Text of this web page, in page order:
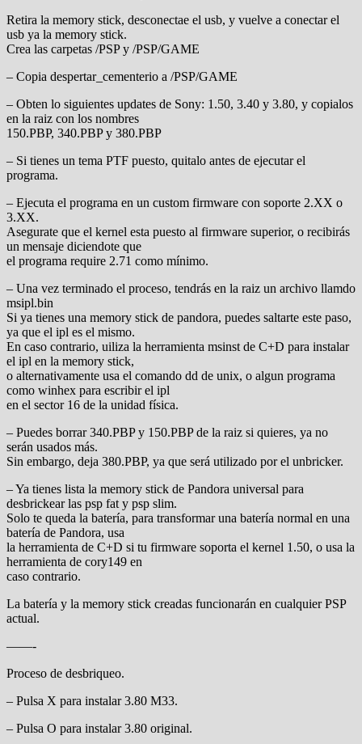
Retira la memory stick, desconectae el usb, y vuelve a conectar el
usb ya la memory stick.
Crea las carpetas /PSP y /PSP/GAME
– Copia despertar_cementerio a /PSP/GAME
– Obten lo siguientes updates de Sony: 1.50, 3.40 y 3.80, y copialos
en la raiz con los nombres
150.PBP, 340.PBP y 380.PBP
– Si tienes un tema PTF puesto, quitalo antes de ejecutar el
programa.
– Ejecuta el programa en un custom firmware con soporte 2.XX o
3.XX.
Asegurate que el kernel esta puesto al firmware superior, o recibirás
un mensaje diciendote que
el programa require 2.71 como mínimo.
– Una vez terminado el proceso, tendrás en la raiz un archivo llamdo
msipl.bin
Si ya tienes una memory stick de pandora, puedes saltarte este paso,
ya que el ipl es el mismo.
En caso contrario, uiliza la herramienta msinst de C+D para instalar
el ipl en la memory stick,
o alternativamente usa el comando dd de unix, o algun programa
como winhex para escribir el ipl
en el sector 16 de la unidad física.
– Puedes borrar 340.PBP y 150.PBP de la raiz si quieres, ya no
serán usados más.
Sin embargo, deja 380.PBP, ya que será utilizado por el unbricker.
– Ya tienes lista la memory stick de Pandora universal para
desbrickear las psp fat y psp slim.
Solo te queda la batería, para transformar una batería normal en una
batería de Pandora, usa
la herramienta de C+D si tu firmware soporta el kernel 1.50, o usa la
herramienta de cory149 en
caso contrario.
La batería y la memory stick creadas funcionarán en cualquier PSP
actual.
——-
Proceso de desbriqueo.
– Pulsa X para instalar 3.80 M33.
– Pulsa O para instalar 3.80 original.